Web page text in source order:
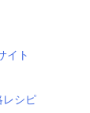
イト
レシピ